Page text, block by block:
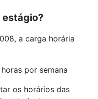
estágio?
a carga horária
por semana
os horários das